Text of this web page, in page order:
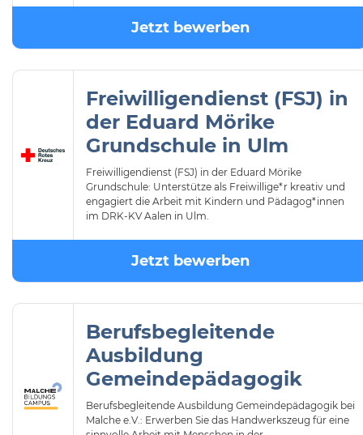
Jetzt bewerben
Freiwilligendienst (FSJ) in
der Eduard Mörike
Grundschule in Ulm
Freiwilligendienst (FSJ) in der Eduard Mörike
Grundschule: Unterstütze als Freiwillige*r kreativ und
engagiert die Arbeit mit Kindern und Pädagog*innen
im DRK-KV Aalen in Ulm.
Jetzt bewerben
Berufsbegleitende
Ausbildung
Gemeindepädagogik
Berufsbegleitende Ausbildung Gemeindepädagogik bei
Malche e.V.: Erwerben Sie das Handwerkszeug für eine